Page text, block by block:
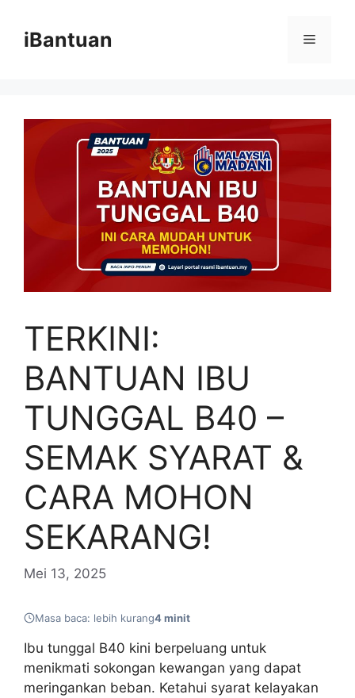
contentiBantuan Menu
TERKINI:
BANTUAN IBU
TUNGGAL B40 –
SEMAK SYARAT &
CARA MOHON
SEKARANG!
Mei 13, 2025
Masa baca: lebih kurang4 minit
Ibu tunggal B40 kini berpeluang untuk
menikmati sokongan kewangan yang dapat
meringankan beban. Ketahui syarat kelayakan